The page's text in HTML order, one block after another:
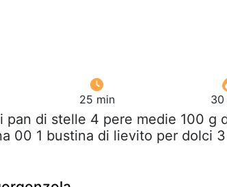
25 min 30
di stelle 4 pere medie 100 g
00 1 bustina di lievito per dolci 3